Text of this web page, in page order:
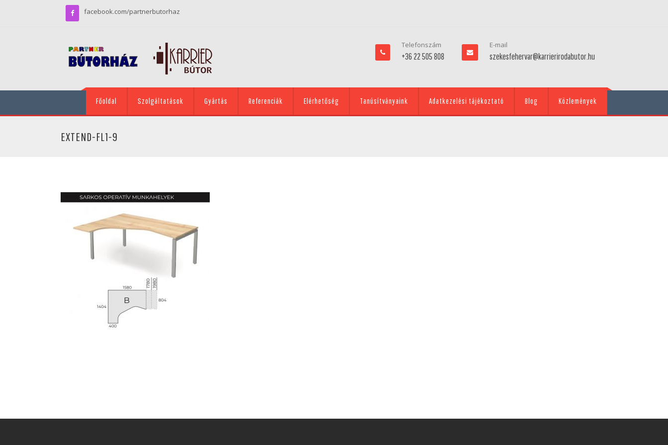
facebook.com/partnerbutorhaz
Telefonszám
+36 22 505 808
E-mail
szekesfehervar@karrierirodabutor.hu
Főoldal Szolgáltatások Gyártás Referenciák Elérhetőség Tanúsítványaink Adatkezelési tájékoztató Blog Közlemények
EXTEND-FL1-9